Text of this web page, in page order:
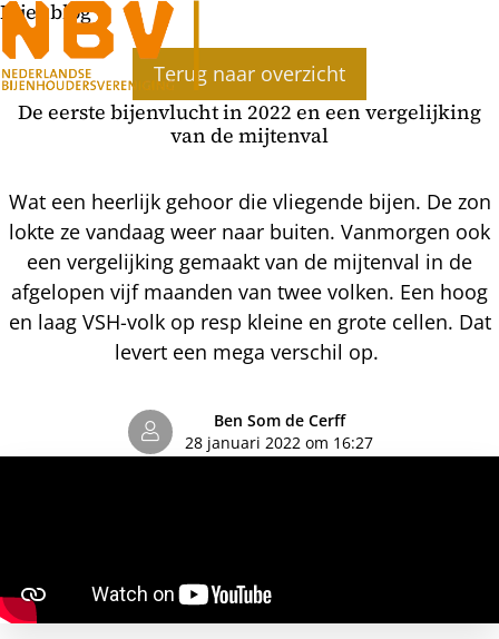
Bijenblog
Terug naar overzicht
De eerste bijenvlucht in 2022 en een vergelijking
van de mijtenval
Wat een heerlijk gehoor die vliegende bijen. De zon
lokte ze vandaag weer naar buiten. Vanmorgen ook
een vergelijking gemaakt van de mijtenval in de
afgelopen vijf maanden van twee volken. Een hoog
en laag VSH-volk op resp kleine en grote cellen. Dat
levert een mega verschil op.
Ben Som de Cerff
28 januari 2022 om 16:27